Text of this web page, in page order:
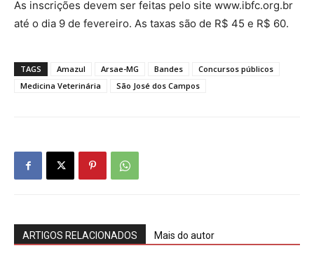
As inscrições devem ser feitas pelo site www.ibfc.org.br
até o dia 9 de fevereiro. As taxas são de R$ 45 e R$ 60.
TAGS Amazul Arsae-MG Bandes
Concursos públicos
Medicina Veterinária
São José dos Campos
ARTIGOS RELACIONADOS Mais do autor